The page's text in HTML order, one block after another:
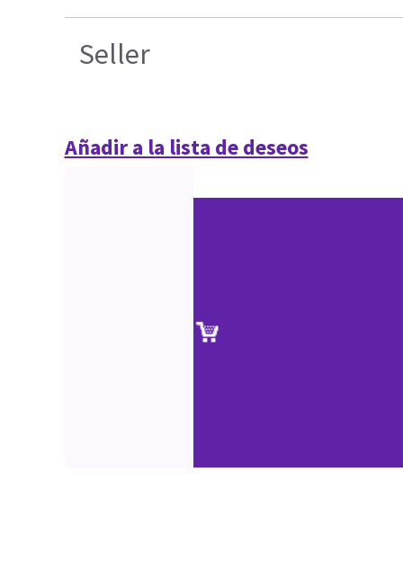
Seller
Añadir a la lista de deseos